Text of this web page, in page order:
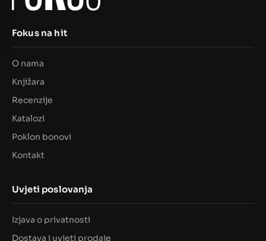
Fokus na hit
O nama
Knjižara
Recenzije
Katalozi
Poklon bonovi
Kontakt
Uvjeti poslovanja
Izjava o privatnosti
Dostava i uvjeti prodaje